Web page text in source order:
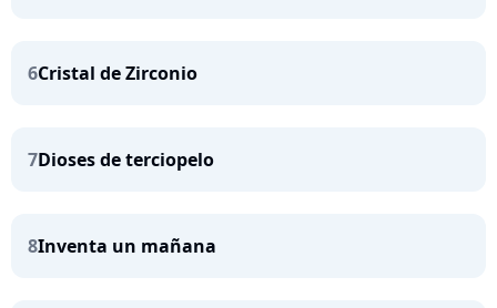
6Cristal de Zirconio
7Dioses de terciopelo
8Inventa un mañana